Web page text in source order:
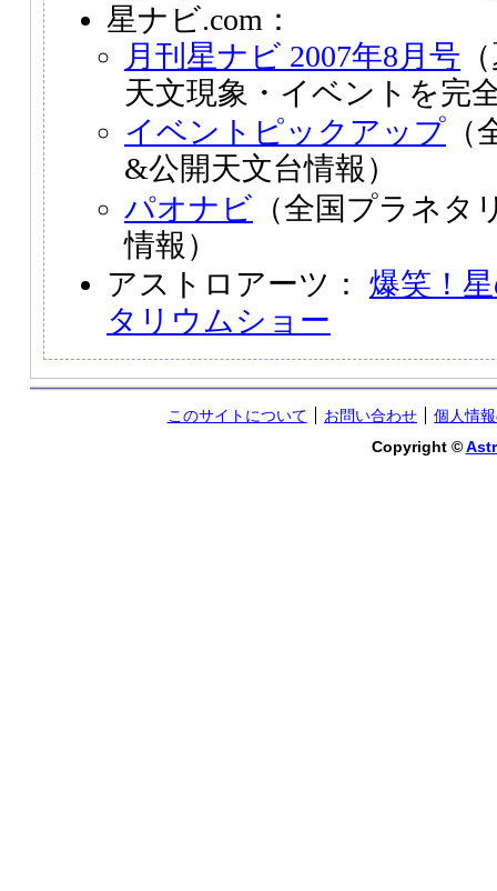
星ナビ.com：
月刊星ナビ 2007年8月号
天文現象・イベントを完
イベントピックアップ
&公開天文台情報）
パオナビ （全国プラネタ
情報）
アストロアーツ： 爆笑！
タリウムショー
このサイトについて お問い合わせ
個人情
Copyright ©